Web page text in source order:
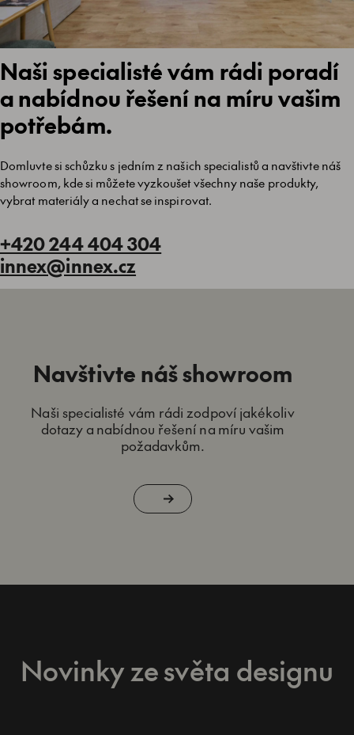
Naši specialisté vám rádi poradí
a nabídnou řešení na míru vašim
potřebám.
Domluvte si schůzku s jedním z našich specialistů a navštivte náš
showroom, kde si můžete vyzkoušet všechny naše produkty,
vybrat materiály a nechat se inspirovat.
+420 244 404 304
innex@innex.cz
Navštivte náš showroom
Naši specialisté vám rádi zodpoví jakékoliv
dotazy a nabídnou řešení na míru vašim
požadavkům.
Novinky ze světa designu